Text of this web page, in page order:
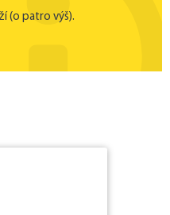
(o patro výš).